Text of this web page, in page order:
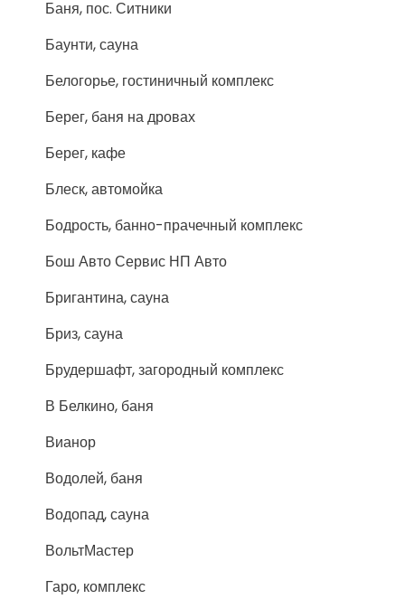
Баня, пос. Ситники
Баунти, сауна
Белогорье, гостиничный комплекс
Берег, баня на дровах
Берег, кафе
Блеск, автомойка
Бодрость, банно-прачечный комплекс
Бош Авто Сервис НП Авто
Бригантина, сауна
Бриз, сауна
Брудершафт, загородный комплекс
В Белкино, баня
Вианор
Водолей, баня
Водопад, сауна
ВольтМастер
Гаро, комплекс